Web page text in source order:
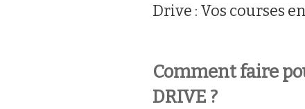
Drive : Vos courses
Comment faire
DRIVE ?